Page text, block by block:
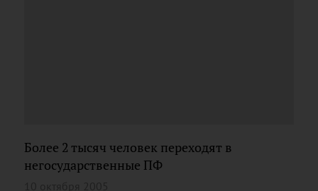
Более 2 тысяч человек переходят в
негосударственные ПФ